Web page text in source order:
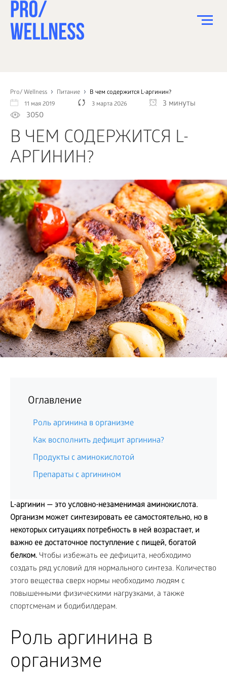
Pro/ Wellness Питание
В чем содержится L-аргинин?
11 мая 2019
3 марта 2026
3 минуты
3050
В ЧЕМ СОДЕРЖИТСЯ L-
АРГИНИН?
Оглавление
Роль аргинина в организме
Как восполнить дефицит аргинина?
Продукты с аминокислотой
Препараты с аргинином
L-аргинин — это условно-незаменимая аминокислота.
Организм может синтезировать ее самостоятельно, но в
некоторых ситуациях потребность в ней возрастает, и
важно ее достаточное поступление с пищей, богатой
белком. Чтобы избежать ее дефицита, необходимо
создать ряд условий для нормального синтеза. Количество
этого вещества сверх нормы необходимо людям с
повышенными физическими нагрузками, а также
спортсменам и бодибилдерам.
Роль аргинина в
организме
СПОРТ
ЗДОРОВЬЕ
КРАСОТА
ПСИХОЛОГИЯ
ДОМ
КАК?
БИЗНЕС